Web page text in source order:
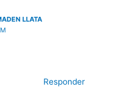
LLATA
Responder